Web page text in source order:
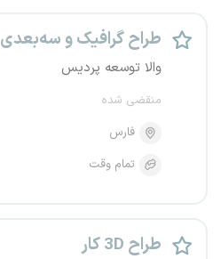
طراح گرافیک و سه‌بعدی
والا توسعه پردیس
منقضی شده
فارس
تمام وقت
طراح 3D کار